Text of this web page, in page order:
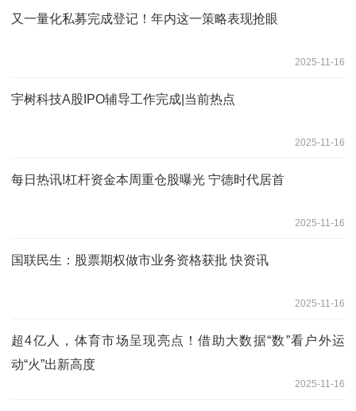
又一量化私募完成登记！年内这一策略表现抢眼
2025-11-16
宇树科技A股IPO辅导工作完成|当前热点
2025-11-16
每日热讯!杠杆资金本周重仓股曝光 宁德时代居首
2025-11-16
国联民生：股票期权做市业务资格获批 快资讯
2025-11-16
超4亿人，体育市场呈现亮点！借助大数据“数”看户外运
动“火”出新高度
2025-11-16